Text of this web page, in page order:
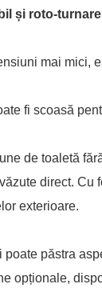
și roto-
mai mici,
fi scoasă
de toaletă
direct.
exterioare.
poate păstra
opționale,